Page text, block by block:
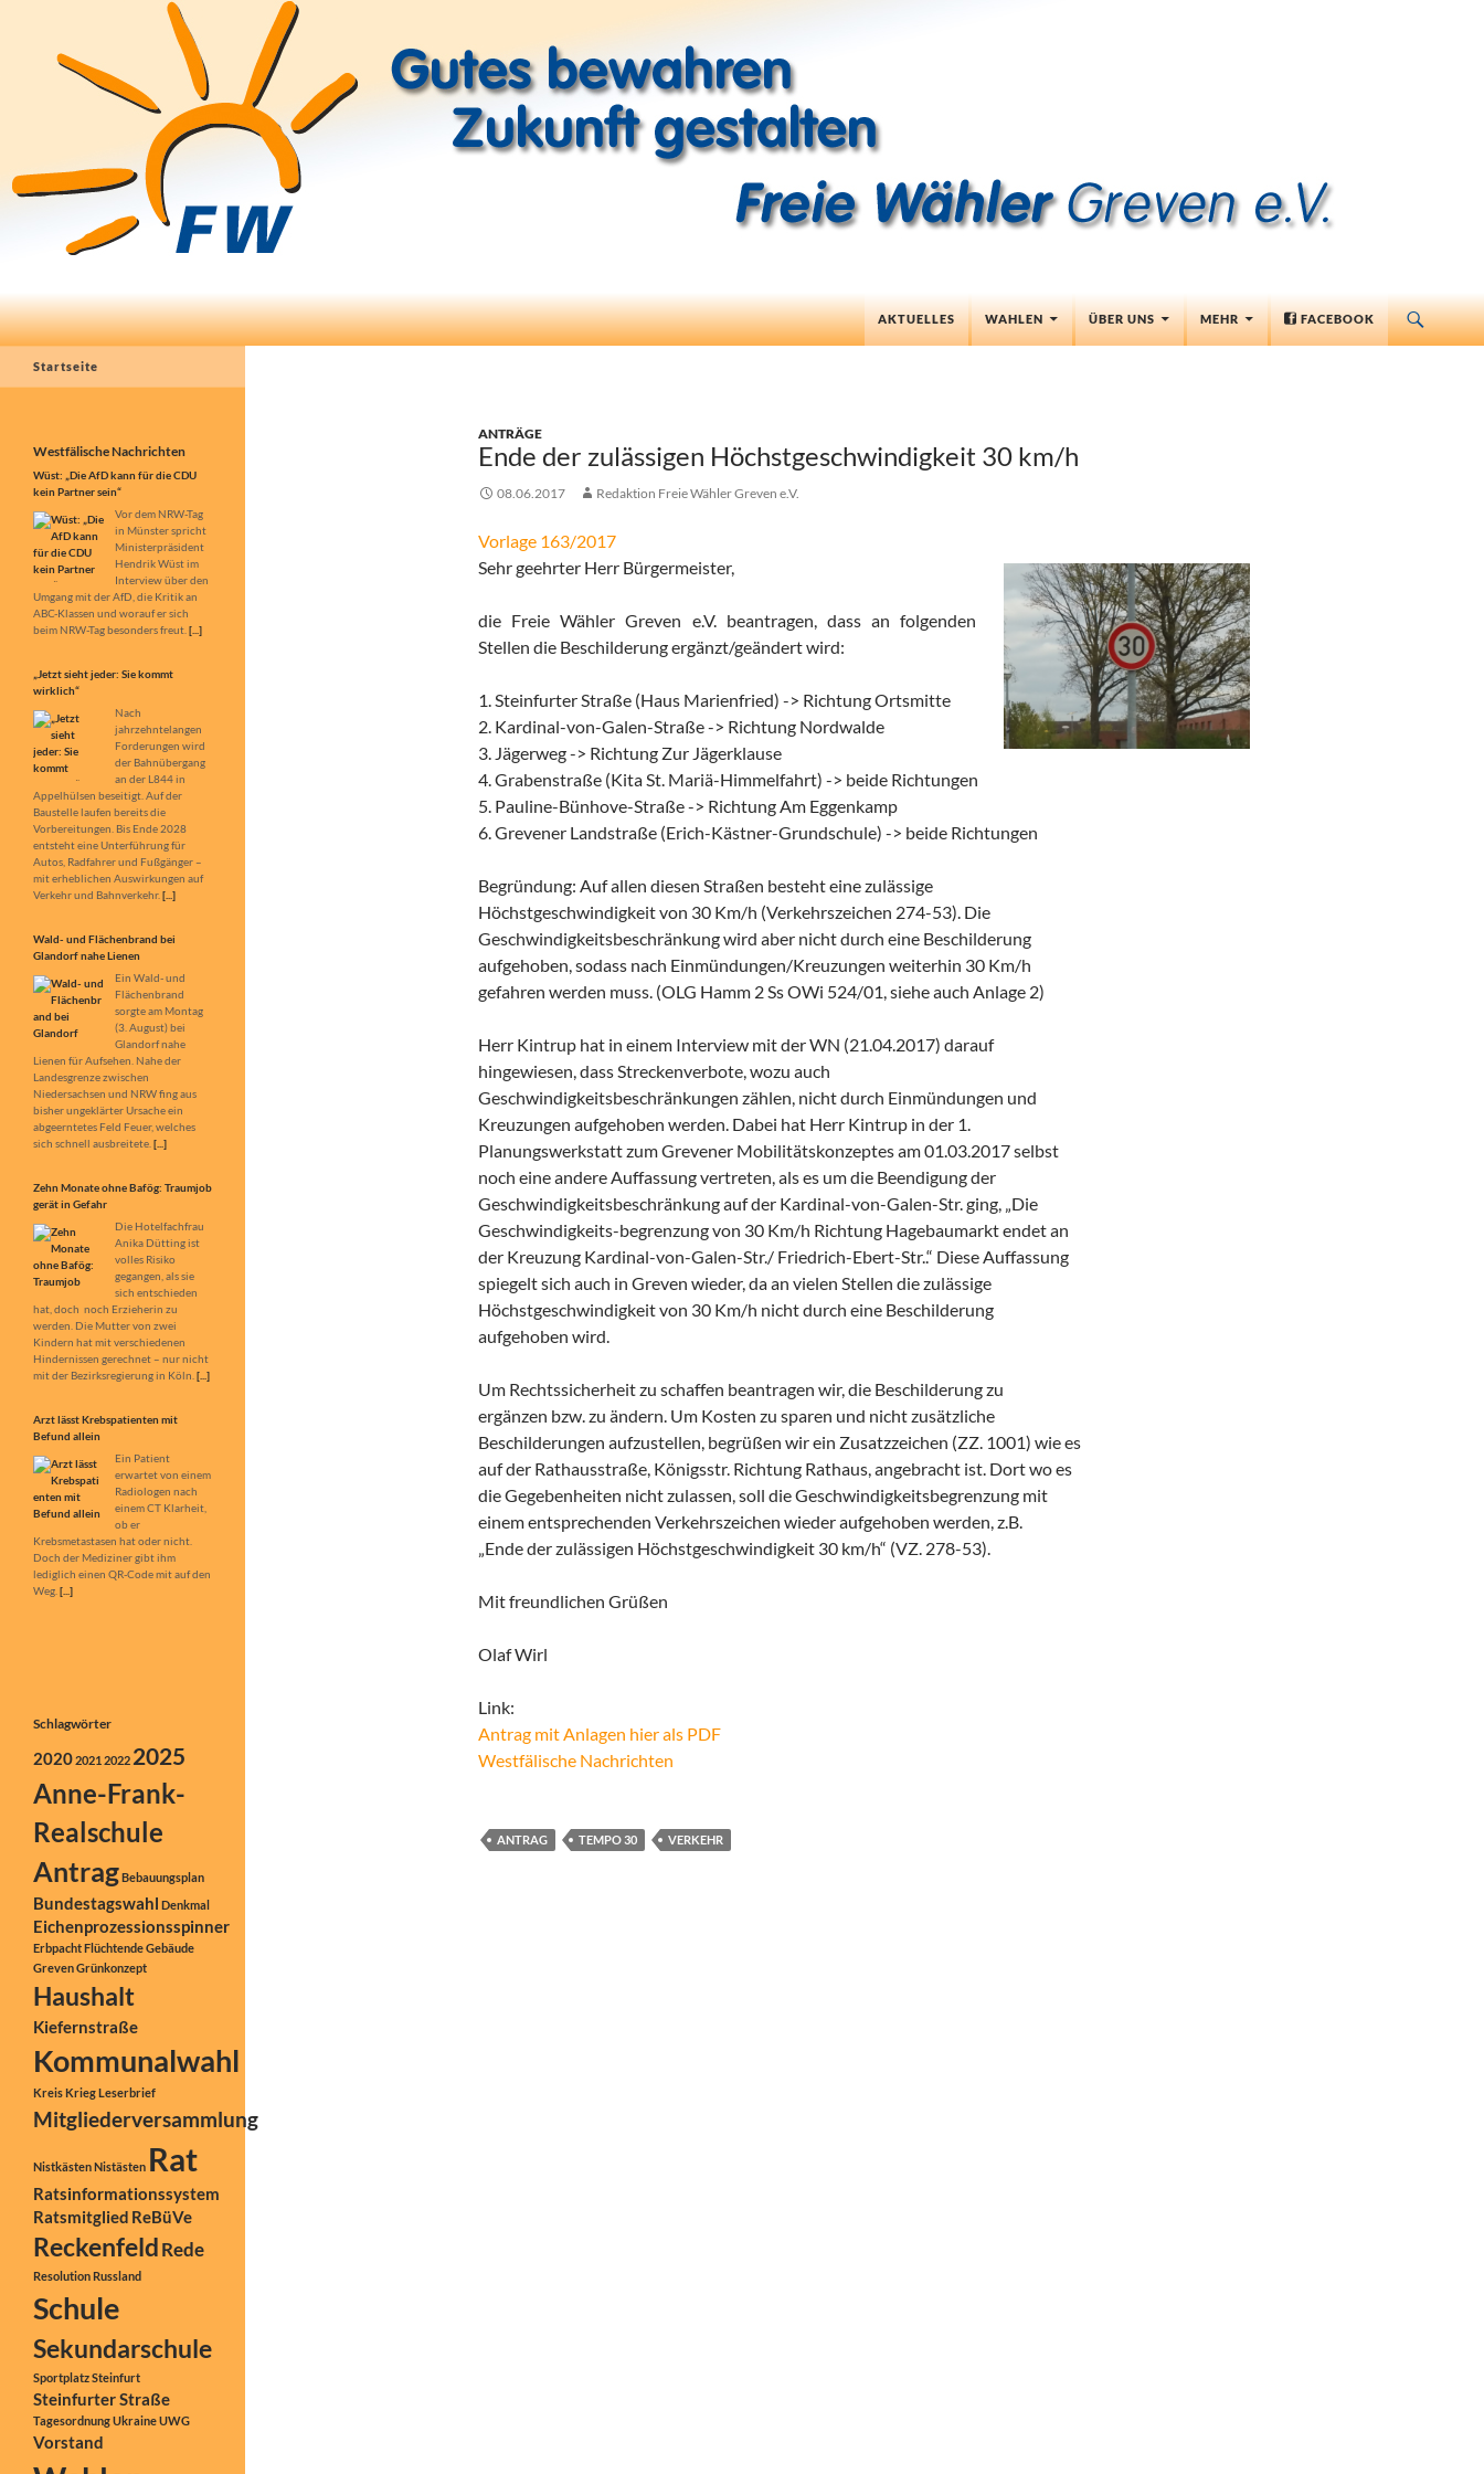
Freie Wähler Greven e.V.
Suchen
ZUM INHALT SPRINGEN
AKTUELLES
WAHLEN ÜBER UNS MEHR FACEBOOK
ANTRÄGE
Ende der zulässigen Höchstgeschwindigkeit 30 km/h
08.06.2017 Redaktion Freie Wähler Greven e.V.
Vorlage 163/2017
Sehr geehrter Herr Bürgermeister,
die Freie Wähler Greven e.V. beantragen, dass an folgenden
Stellen die Beschilderung ergänzt/geändert wird:
1. Steinfurter Straße (Haus Marienfried) -> Richtung Ortsmitte
2. Kardinal-von-Galen-Straße -> Richtung Nordwalde
3. Jägerweg -> Richtung Zur Jägerklause
4. Grabenstraße (Kita St. Mariä-Himmelfahrt) -> beide Richtungen
5. Pauline-Bünhove-Straße -> Richtung Am Eggenkamp
6. Grevener Landstraße (Erich-Kästner-Grundschule) -> beide Richtungen
Begründung: Auf allen diesen Straßen besteht eine zulässige
Höchstgeschwindigkeit von 30 Km/h (Verkehrszeichen 274-53). Die
Geschwindigkeitsbeschränkung wird aber nicht durch eine Beschilderung
aufgehoben, sodass nach Einmündungen/Kreuzungen weiterhin 30 Km/h
gefahren werden muss. (OLG Hamm 2 Ss OWi 524/01, siehe auch Anlage 2)
Herr Kintrup hat in einem Interview mit der WN (21.04.2017) darauf
hingewiesen, dass Streckenverbote, wozu auch
Geschwindigkeitsbeschränkungen zählen, nicht durch Einmündungen und
Kreuzungen aufgehoben werden. Dabei hat Herr Kintrup in der 1.
Planungswerkstatt zum Grevener Mobilitätskonzeptes am 01.03.2017 selbst
noch eine andere Auffassung vertreten, als es um die Beendigung der
Geschwindigkeitsbeschränkung auf der Kardinal-von-Galen-Str. ging, „Die
Geschwindigkeits-begrenzung von 30 Km/h Richtung Hagebaumarkt endet an
der Kreuzung Kardinal-von-Galen-Str./ Friedrich-Ebert-Str..“ Diese Auffassung
spiegelt sich auch in Greven wieder, da an vielen Stellen die zulässige
Höchstgeschwindigkeit von 30 Km/h nicht durch eine Beschilderung
aufgehoben wird.
Um Rechtssicherheit zu schaffen beantragen wir, die Beschilderung zu
ergänzen bzw. zu ändern. Um Kosten zu sparen und nicht zusätzliche
Beschilderungen aufzustellen, begrüßen wir ein Zusatzzeichen (ZZ. 1001) wie es
auf der Rathausstraße, Königsstr. Richtung Rathaus, angebracht ist. Dort wo es
die Gegebenheiten nicht zulassen, soll die Geschwindigkeitsbegrenzung mit
einem entsprechenden Verkehrszeichen wieder aufgehoben werden, z.B.
„Ende der zulässigen Höchstgeschwindigkeit 30 km/h“ (VZ. 278-53).
Mit freundlichen Grüßen
Olaf Wirl
Link:
Antrag mit Anlagen hier als PDF
Westfälische Nachrichten
ANTRAG TEMPO 30 VERKEHR
gestalten!
Startseite
Westfälische Nachrichten
Wüst: „Die AfD kann für die CDU
kein Partner sein“
Vor dem NRW-Tag
in Münster spricht
Ministerpräsident
Hendrik Wüst im
Interview über den
Umgang mit der AfD, die Kritik an
ABC-Klassen und worauf er sich
beim NRW-Tag besonders freut. [...]
„Jetzt sieht jeder: Sie kommt
wirklich“
Nach
jahrzehntelangen
Forderungen wird
der Bahnübergang
an der L844 in
Appelhülsen beseitigt. Auf der
Baustelle laufen bereits die
Vorbereitungen. Bis Ende 2028
entsteht eine Unterführung für
Autos, Radfahrer und Fußgänger –
mit erheblichen Auswirkungen auf
Verkehr und Bahnverkehr. [...]
Wald- und Flächenbrand bei
Glandorf nahe Lienen
Ein Wald- und
Flächenbrand
sorgte am Montag
(3. August) bei
Glandorf nahe
Lienen für Aufsehen. Nahe der
Landesgrenze zwischen
Niedersachsen und NRW fing aus
bisher ungeklärter Ursache ein
abgeerntetes Feld Feuer, welches
sich schnell ausbreitete. [...]
Zehn Monate ohne Bafög: Traumjob
gerät in Gefahr
Die Hotelfachfrau
Anika Dütting ist
volles Risiko
gegangen, als sie
sich entschieden
hat, doch noch Erzieherin zu
werden. Die Mutter von zwei
Kindern hat mit verschiedenen
Hindernissen gerechnet – nur nicht
mit der Bezirksregierung in Köln. [...]
Arzt lässt Krebspatienten mit
Befund allein
Ein Patient
erwartet von einem
Radiologen nach
einem CT Klarheit,
ob er
Krebsmetastasen hat oder nicht.
Doch der Mediziner gibt ihm
lediglich einen QR-Code mit auf den
Weg. [...]
Schlagwörter
20202021 2022 2025
Anne-Frank-
Realschule
AntragBebauungsplan
Bundestagswahl Denkmal
Eichenprozessionsspinner
ErbpachtFlüchtendeGebäude
GrevenGrünkonzept
Haushalt
Kiefernstraße
Kommunalwahl
KreisKriegLeserbrief
Mitgliederversammlung
NistkästenNistästen Rat
Ratsinformationssystem
Ratsmitglied ReBüVe
ReckenfeldRede
ResolutionRussland
Schule
Sekundarschule
SportplatzSteinfurt
Steinfurter Straße
TagesordnungUkraineUWG
Vorstand